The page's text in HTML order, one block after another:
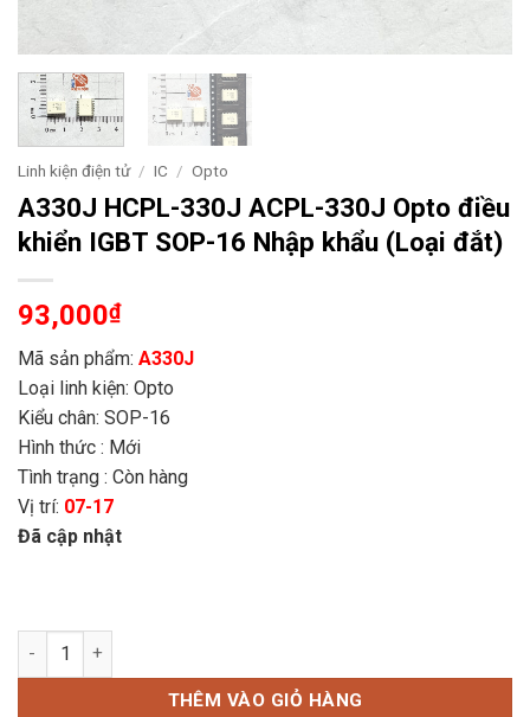
Linh kiện điện tử / IC / Opto
A330J HCPL-330J ACPL-330J Opto điều
khiển IGBT SOP-16 Nhập khẩu (Loại đắt)
93,000₫
Mã sản phẩm: A330J
Loại linh kiện: Opto
Kiểu chân: SOP-16
Hình thức : Mới
Tình trạng : Còn hàng
Vị trí: 07-17
Đã cập nhật
A330J HCPL-330J ACPL-330J Opto điều khiển
THÊM VÀO GIỎ HÀNG